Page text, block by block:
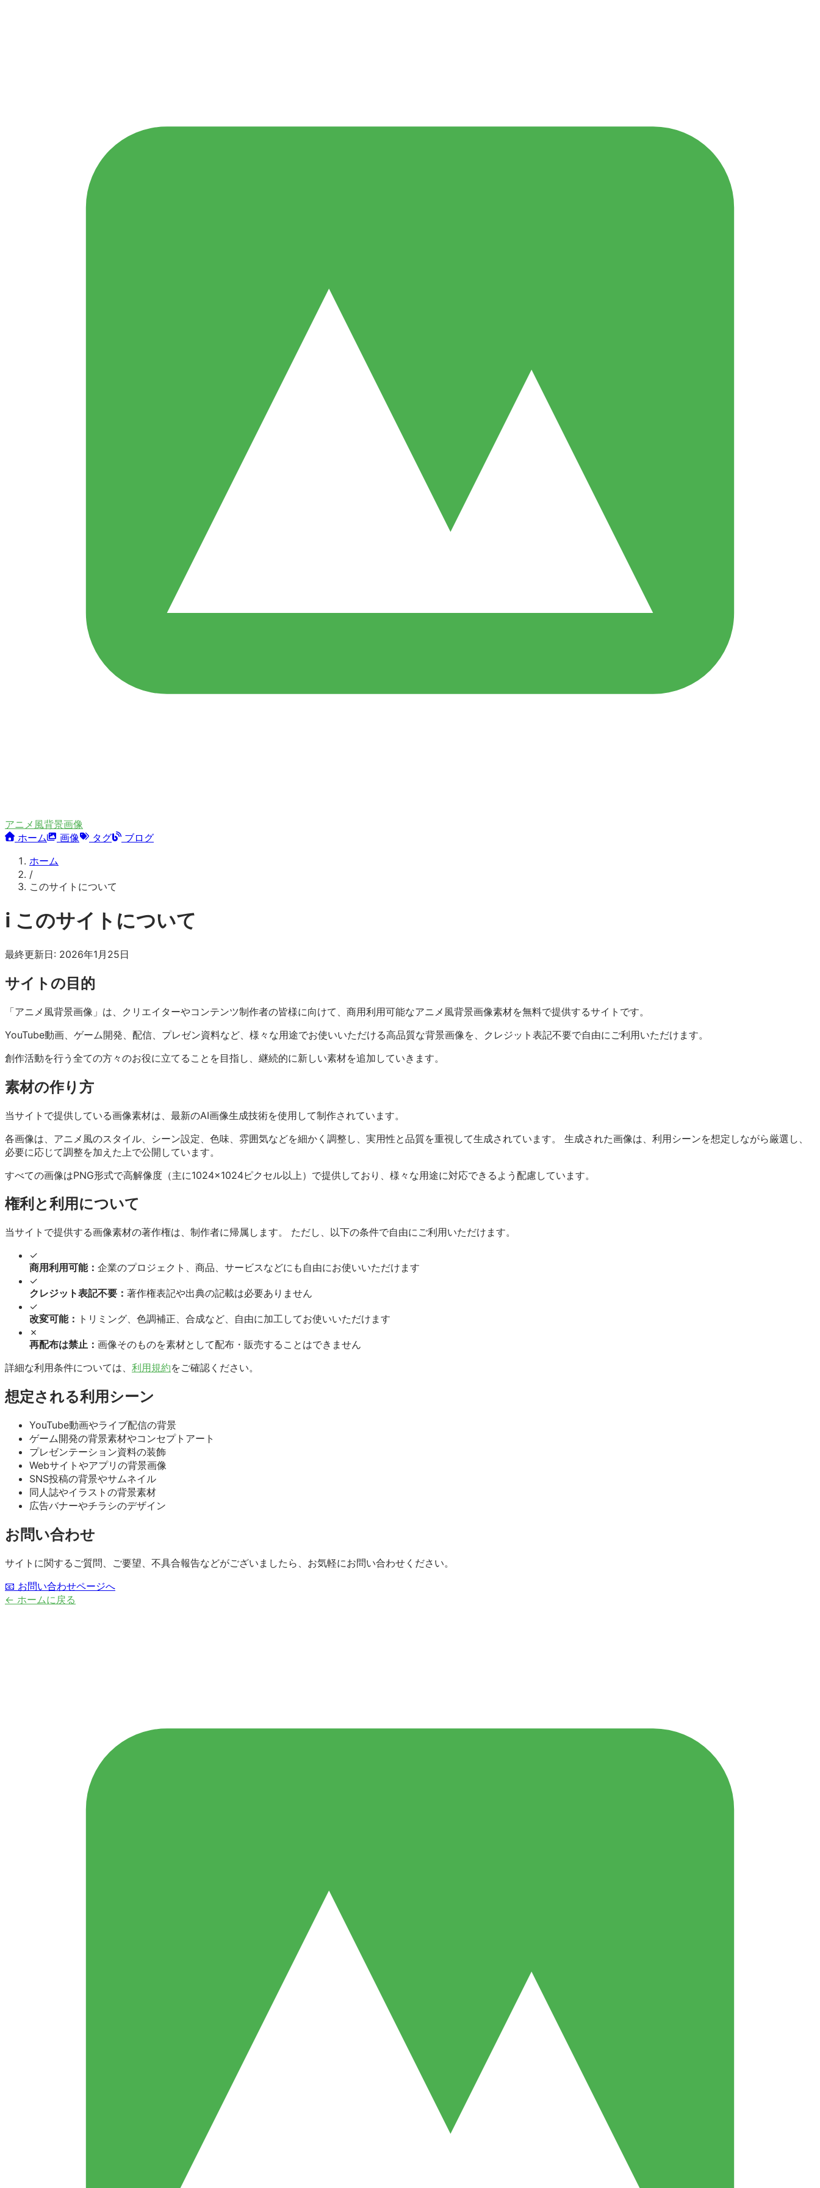
アニメ風背景画像
ホーム
画像 タグ
ブログ
ホーム
/
このサイトについて
ℹ️ このサイトについて
最終更新日: 2026年1月25日
サイトの目的
「アニメ風背景画像」は、クリエイターやコンテンツ制作者の皆様に向けて、商用利用可能なアニメ風背景画像素材を無料で提供するサイトです。
YouTube動画、ゲーム開発、配信、プレゼン資料など、様々な用途でお使いいただける高品質な背景画像を、クレジット表記不要で自由にご利用いただけます。
創作活動を行う全ての方々のお役に立てることを目指し、継続的に新しい素材を追加していきます。
素材の作り方
当サイトで提供している画像素材は、最新のAI画像生成技術を使用して制作されています。
各画像は、アニメ風のスタイル、シーン設定、色味、雰囲気などを細かく調整し、実用性と品質を重視して生成されています。 生成された画像は、利用シーンを想定しながら厳選し、
必要に応じて調整を加えた上で公開しています。
すべての画像はPNG形式で高解像度（主に1024×1024ピクセル以上）で提供しており、様々な用途に対応できるよう配慮しています。
権利と利用について
当サイトで提供する画像素材の著作権は、制作者に帰属します。 ただし、以下の条件で自由にご利用いただけます。
✓
商用利用可能： 企業のプロジェクト、商品、サービスなどにも自由にお使いいただけます
✓
クレジット表記不要： 著作権表記や出典の記載は必要ありません
✓
改変可能： トリミング、色調補正、合成など、自由に加工してお使いいただけます
✗
再配布は禁止： 画像そのものを素材として配布・販売することはできません
詳細な利用条件については、 利用規約をご確認ください。
想定される利用シーン
YouTube動画やライブ配信の背景
ゲーム開発の背景素材やコンセプトアート
プレゼンテーション資料の装飾
Webサイトやアプリの背景画像
SNS投稿の背景やサムネイル
同人誌やイラストの背景素材
広告バナーやチラシのデザイン
お問い合わせ
サイトに関するご質問、ご要望、不具合報告などがございましたら、お気軽にお問い合わせください。
📧 お問い合わせページへ
← ホームに戻る